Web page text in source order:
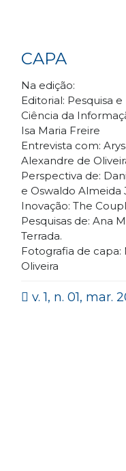
CAPA
Na edição:
Editorial: Pesquisa
Ciência da
Isa Maria Freire
Entrevista com:
Alexandre de
Perspectiva de:
e Oswaldo Almeida
Inovação: The
Pesquisas de: Ana
Terrada.
Fotografia de capa:
Oliveira
v. 1, n. 01, mar.